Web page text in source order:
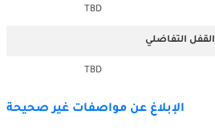
TBD
القفل التفاضلي
TBD
الإبلاغ عن مواصفات غير صحيحة